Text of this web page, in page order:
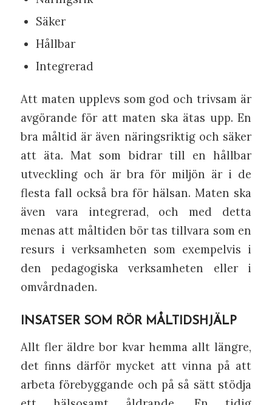
Säker
Hållbar
Integrerad
Att maten upplevs som god och trivsam är
avgörande för att maten ska ätas upp. En
bra måltid är även näringsriktig och säker
att äta. Mat som bidrar till en hållbar
utveckling och är bra för miljön är i de
flesta fall också bra för hälsan. Maten ska
även vara integrerad, och med detta
menas att måltiden bör tas tillvara som en
resurs i verksamheten som exempelvis i
den pedagogiska verksamheten eller i
omvårdnaden.
INSATSER SOM RÖR MÅLTIDSHJÄLP
Allt fler äldre bor kvar hemma allt längre,
det finns därför mycket att vinna på att
arbeta förebyggande och på så sätt stödja